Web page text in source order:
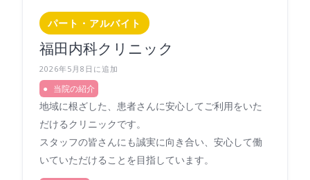
パート・アルバイト
福田内科クリニック
2026年5月8日に追加
当院の紹介
地域に根ざした、患者さんに安心してご利用をいた
だけるクリニックです。
スタッフの皆さんにも誠実に向き合い、安心して働
いていただけることを目指しています。